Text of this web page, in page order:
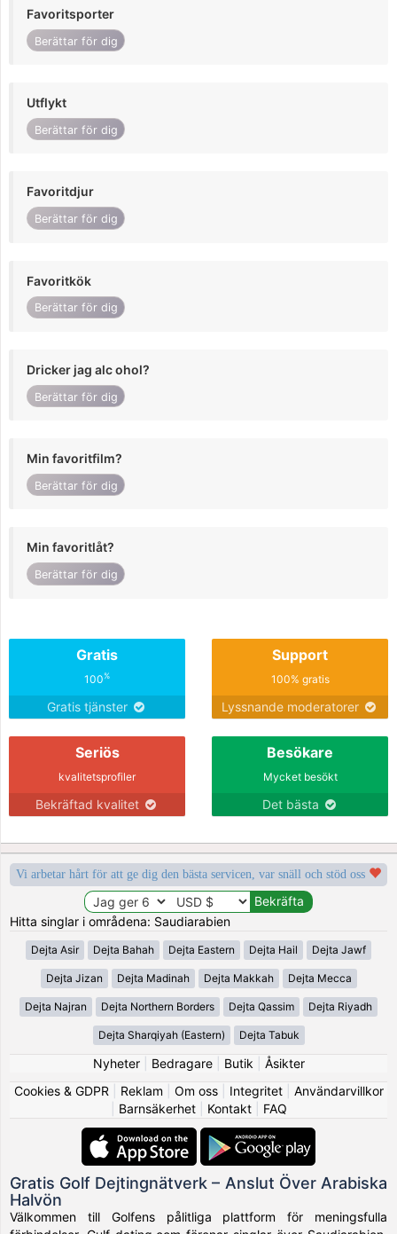
Favoritsporter
Berättar för dig
Utflykt
Berättar för dig
Favoritdjur
Berättar för dig
Favoritkök
Berättar för dig
Dricker jag alc ohol?
Berättar för dig
Min favoritfilm?
Berättar för dig
Min favoritlåt?
Berättar för dig
Gratis
100%
Gratis tjänster
Support
100% gratis
Lyssnande moderatorer
Seriös
kvalitetsprofiler
Bekräftad kvalitet
Besökare
Mycket besökt
Det bästa
Vi arbetar hårt för att ge dig den bästa servicen, var snäll och stöd oss
Hitta singlar i områdena: Saudiarabien
Dejta Asir Dejta Bahah Dejta Eastern Dejta Hail Dejta Jawf
Dejta Jizan Dejta Madinah Dejta Makkah Dejta Mecca
Dejta Najran Dejta Northern Borders Dejta Qassim Dejta Riyadh
Dejta Sharqiyah (Eastern) Dejta Tabuk
Nyheter| Bedragare| Butik
Åsikter
Cookies & GDPR
Reklam Om oss| Integritet| Användarvillkor
Barnsäkerhet| Kontakt| FAQ
Gratis Golf Dejtingnätverk – Anslut Över Arabiska
Halvön
Välkommen till Golfens pålitliga plattform för meningsfulla